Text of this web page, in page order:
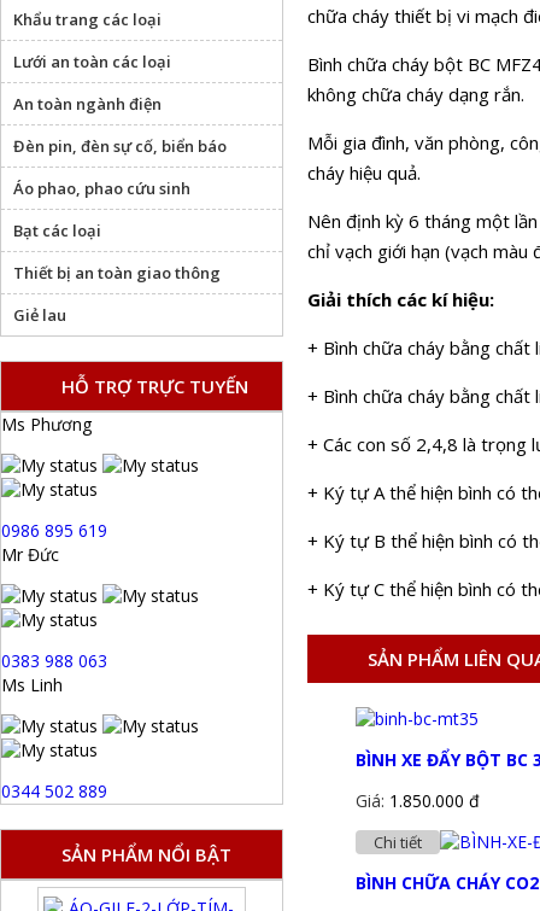
chữa cháy thiết bị vi mạch
Bình chữa cháy bột BC
không chữa cháy dạng rắn.
Mỗi gia đình, văn phòng,
cháy hiệu quả.
Nên định kỳ 6 tháng một
chỉ vạch giới hạn (vạch màu
Giải thích các kí hiệu:
+ Bình chữa cháy bằng chất
+ Bình chữa cháy bằng chất
+ Các con số 2,4,8 là trọng
+ Ký tự A thể hiện bình có
+ Ký tự B thể hiện bình có
+ Ký tự C thể hiện bình có
SẢN PHẨM LIÊN
BÌNH XE ĐẨY BỘT BC
Giá: 1.850.000 đ
Chi tiết
BÌNH CHỮA CHÁY
Khẩu trang các loại
Lưới an toàn các loại
An toàn ngành điện
Đèn pin, đèn sự cố, biển báo
Áo phao, phao cứu sinh
Bạt các loại
Thiết bị an toàn giao thông
Giẻ lau
HỖ TRỢ TRỰC TUYẾN
Ms Phương
0986 895 619
Mr Đức
0383 988 063
Ms Linh
0344 502 889
SẢN PHẨM NỔI BẬT